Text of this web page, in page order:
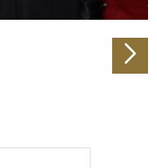
Partner für
mit
bereitgestellt